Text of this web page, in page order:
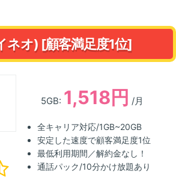
ネオ) [顧客満足度1位]
5GB: 1,518円 /月
全キャリア対応/1GB~20GB
安定した速度で顧客満足度1位
最低利用期間／解約金なし！
通話パック/10分かけ放題あり